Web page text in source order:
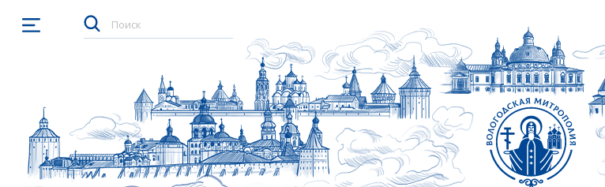
Открыть меню